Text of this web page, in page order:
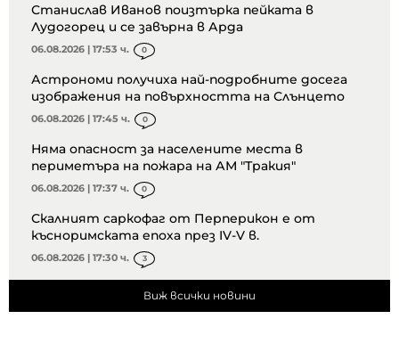
Станислав Иванов поизтърка пейката в
Лудогорец и се завърна в Арда
06.08.2026 | 17:53 ч. 0
Астрономи получиха най-подробните досега
изображения на повърхността на Слънцето
06.08.2026 | 17:45 ч. 0
Няма опасност за населените места в
периметъра на пожара на АМ "Тракия"
06.08.2026 | 17:37 ч. 0
Скалният саркофаг от Перперикон е от
късноримската епоха през IV-V в.
06.08.2026 | 17:30 ч. 3
Виж всички новини